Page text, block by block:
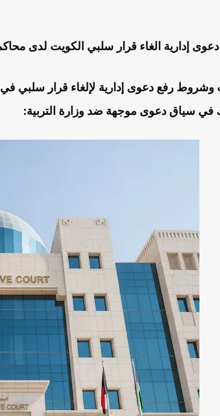
إدارية الغاء قرار سلبي الكويت لدى
وشروط رفع دعوى إدارية لإلغاء قرار سلبي
في سياق دعوى موجهة ضد وزارة التربية: